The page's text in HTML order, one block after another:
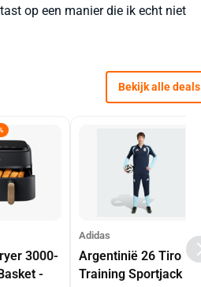
op een manier die ik echt niet
Bekijk alle deals
3000-
-
Adidas
Argentinië 26 Tiro
Training Sportjack